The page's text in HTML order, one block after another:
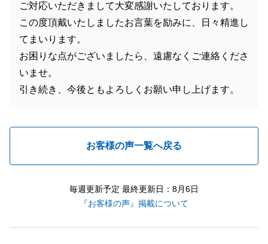
ご対応いただきまして大変感謝いたしております。
この度頂戴いたしましたお言葉を励みに、日々精進し
てまいります。
お困りな点がございましたら、遠慮なくご連絡くださ
いませ。
引き続き、今後ともよろしくお願い申し上げます。
お客様の声一覧へ戻る
毎週更新予定 最終更新日：8月6日
『お客様の声』掲載について